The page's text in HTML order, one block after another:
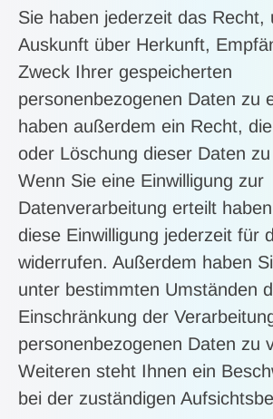
Sie haben jederzeit das Recht,
Auskunft über Herkunft,
Zweck Ihrer gespeicherten
personenbezogenen Daten zu
haben außerdem ein Recht,
oder Löschung dieser Daten
Wenn Sie eine Einwilligung zur
Datenverarbeitung erteilt
diese Einwilligung jederzeit für
widerrufen. Außerdem haben
unter bestimmten Umständen
Einschränkung der
personenbezogenen Daten zu
Weiteren steht Ihnen ein
bei der zuständigen